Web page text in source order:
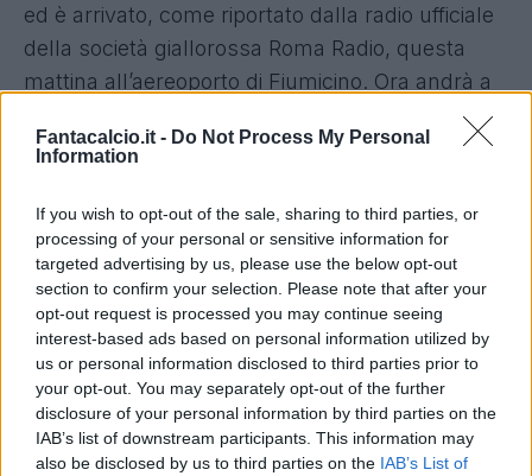
Fantacalcio.it - Do Not Process My Personal
Information
If you wish to opt-out of the sale, sharing to third parties, or
processing of your personal or sensitive information for
targeted advertising by us, please use the below opt-out
section to confirm your selection. Please note that after your
opt-out request is processed you may continue seeing
interest-based ads based on personal information utilized by
us or personal information disclosed to third parties prior to
your opt-out. You may separately opt-out of the further
disclosure of your personal information by third parties on the
IAB’s list of downstream participants. This information may
also be disclosed by us to third parties on the IAB’s List of
ed è arrivato, come riportato dalla radio ufficiale
della società giallorossa Roma Radio, questa
mattina all’aereoporto di Fiumicino. Ora andrà a
fare la visite mediche e raggiungerà i suoi nuovi
compagni a Trigoria.
Ecco@13Szczesny13!#Benvenuto